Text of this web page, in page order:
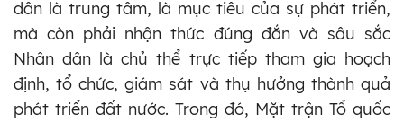
dân là trung tâm, là mục tiêu của sự phát triển,
mà còn phải nhận thức đúng đắn và sâu sắc
Nhân dân là chủ thể trực tiếp tham gia hoạch
định, tổ chức, giám sát và thụ hưởng thành quả
phát triển đất nước. Trong đó, Mặt trận Tổ quốc